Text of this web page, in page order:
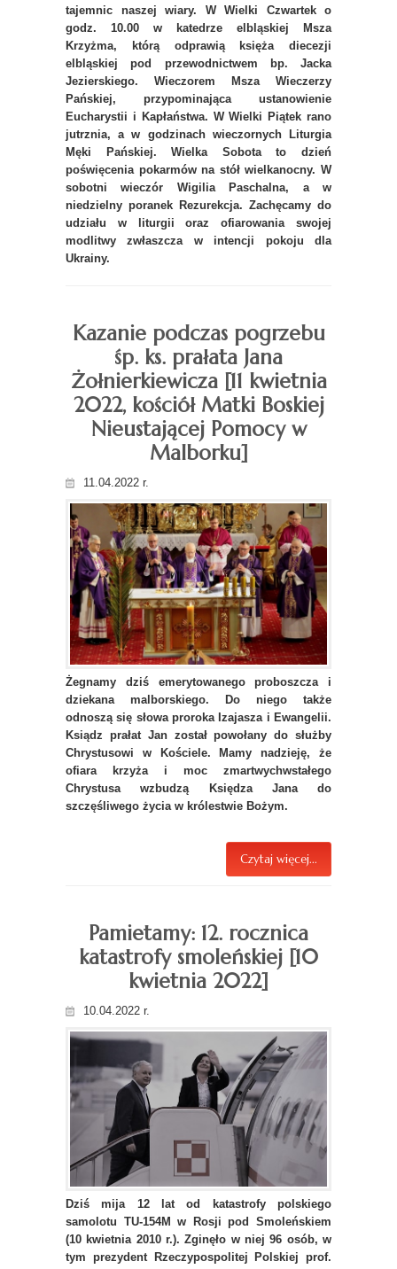
tajemnic naszej wiary. W Wielki Czwartek o
godz. 10.00 w katedrze elbląskiej Msza
Krzyżma, którą odprawią księża diecezji
elbląskiej pod przewodnictwem bp. Jacka
Jezierskiego. Wieczorem Msza Wieczerzy
Pańskiej, przypominająca ustanowienie
Eucharystii i Kapłaństwa. W Wielki Piątek rano
jutrznia, a w godzinach wieczornych Liturgia
Męki Pańskiej. Wielka Sobota to dzień
poświęcenia pokarmów na stół wielkanocny. W
sobotni wieczór Wigilia Paschalna, a w
niedzielny poranek Rezurekcja. Zachęcamy do
udziału w liturgii oraz ofiarowania swojej
modlitwy zwłaszcza w intencji pokoju dla
Ukrainy.
Kazanie podczas pogrzebu
śp. ks. prałata Jana
Żołnierkiewicza [11 kwietnia
2022, kościół Matki Boskiej
Nieustającej Pomocy w
Malborku]
11.04.2022 r.
Żegnamy dziś emerytowanego proboszcza i
dziekana malborskiego. Do niego także
odnoszą się słowa proroka Izajasza i Ewangelii.
Ksiądz prałat Jan został powołany do służby
Chrystusowi w Kościele. Mamy nadzieję, że
ofiara krzyża i moc zmartwychwstałego
Chrystusa wzbudzą Księdza Jana do
szczęśliwego życia w królestwie Bożym.
Czytaj więcej...
Pamietamy: 12. rocznica
katastrofy smoleńskiej [10
kwietnia 2022]
10.04.2022 r.
Dziś mija 12 lat od katastrofy polskiego
samolotu TU-154M w Rosji pod Smoleńskiem
(10 kwietnia 2010 r.). Zginęło w niej 96 osób, w
tym prezydent Rzeczypospolitej Polskiej prof.